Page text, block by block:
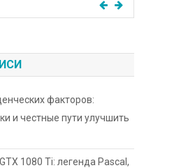
факторов:
и честные пути улучшить
1080 Ti: легенда Pascal,